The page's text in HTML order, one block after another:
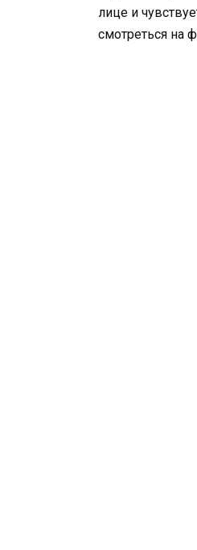
лице и
смотреться на